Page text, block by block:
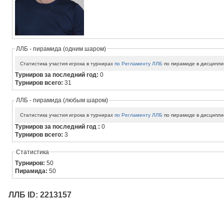
ЛЛБ - пирамида (одним шаром)
Статистика участия игрока в турнирахпо Регламенту ЛЛБ по пирамиде в
Турниров за последний год:0
Турниров всего:31
ЛЛБ - пирамида (любым шаром)
Статистика участия игрока в турнирахпо Регламенту ЛЛБ по пирамиде в
Турниров за последний год :0
Турниров всего:3
Статистика
Турниров:50
Пирамида:50
ЛЛБ ID: 2213157